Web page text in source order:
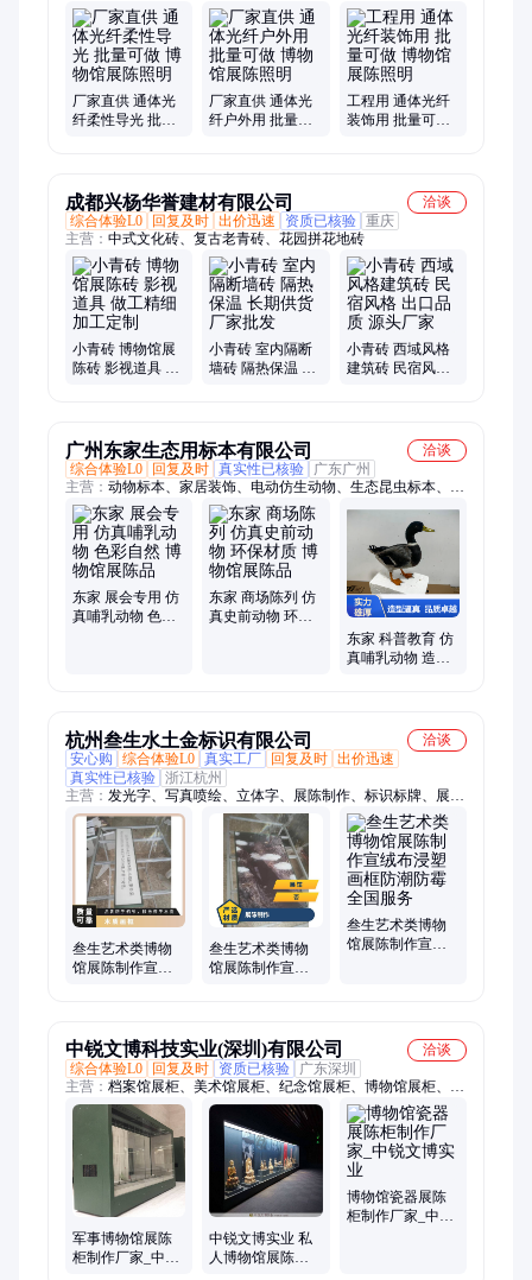
光软光纤、MMA通体光纤、3.0mm通体光纤、塑料光纤光缆、
光纤灯、汽车氛围灯、导光线、黑皮塑料光纤、地埋光纤灯、星
空顶、满天星光纤、导光光纤、1.0外2.2mm光纤、HFBR4503z接
头、45瓦光源器、乳白光纤、HFBR4531z、TOCP200光纤头、光
纤光源机器
厂家直供 通体光
纤柔性导光 批量
厂家直供 通体光
纤户外用 批量可
工程用 通体光纤
装饰用 批量可做
成都兴杨华誉建材有限公司
洽谈
综合体验L0
回复及时 出价迅速 资质已核验 重庆
主营： 中式文化砖、复古老青砖、花园拼花地砖
小青砖 博物馆展
陈砖 影视道具 做
小青砖 室内隔断
墙砖 隔热保温 长
小青砖 西域风格
建筑砖 民宿风格
广州东家生态用标本有限公司
洽谈
综合体验L0
回复及时 真实性已核验
广东广州
主营： 动物标本、家居装饰、电动仿生动物、生态昆虫标本、生
态仿生动物、仿生动物样本、高仿真动物模型
东家 展会专用 仿
真哺乳动物 色彩
东家 商场陈列 仿
真史前动物 环保
东家 科普教育 仿
真哺乳动物 造型
杭州叁生水土金标识有限公司
洽谈
安心购
综合体验L0 真实工厂 回复及时 出价迅速
真实性已核验 浙江杭州
主营： 发光字、写真喷绘、立体字、展陈制作、标识标牌、展台
搭建、亚克力字、激光切割、不锈钢包边、文化墙、不锈钢平板
字、标识、展厅图文制作、宣绒布、画框、景区标识、展会搭
建、展柜制作、油画布、软膜灯箱、天花软膜、型材灯箱、党建
文化墙、广告标识
叁生艺术类博物
馆展陈制作宣绒
叁生艺术类博物
馆展陈制作宣绒
叁生艺术类博物
馆展陈制作宣绒
中锐文博科技实业(深圳)有限公司
洽谈
综合体验L0
回复及时 资质已核验
广东深圳
主营： 档案馆展柜、美术馆展柜、纪念馆展柜、博物馆展柜、博
物馆展示柜、恒温恒湿展柜、低反射玻璃展柜
军事博物馆展陈
柜制作厂家_中锐
中锐文博实业 私
人博物馆展陈柜
博物馆瓷器展陈
柜制作厂家_中锐